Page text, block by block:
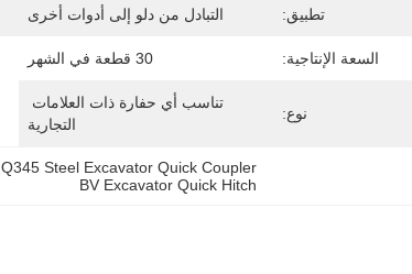
تطبيق: التبادل من دلو إلى أدوات أخرى
السعة الإنتاجية: 30 قطعة في الشهر
نوع:
التجارية
Q345 Steel Excavator Quick Coupler
BV Excavator Quick Hitch